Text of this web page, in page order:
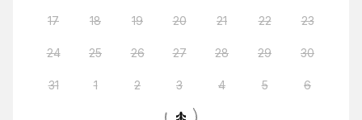
17 18 19 20 21 22 23
24 25 26 27 28 29 30
31 1 2 3 4 5 6